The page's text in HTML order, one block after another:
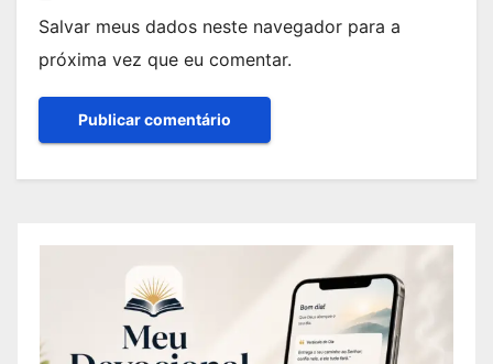
Salvar meus dados neste navegador para a
próxima vez que eu comentar.